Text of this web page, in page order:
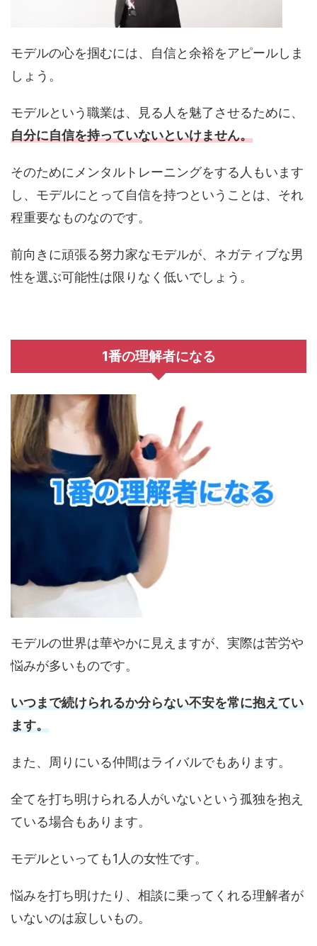
モデルの心を掴むには、自信と余裕をアピールしま
しょう。
モデルという職業は、見る人を魅了させるために、
自分に自信を持っていないといけません。
そのためにメンタルトレーニングをする人もいます
し、モデルにとって自信を持つということは、それ
程重要なものなのです。
前向きに頑張る努力家なモデルが、ネガティブな男
性を選ぶ可能性は限りなく低いでしょう。
1番の理解者になる
モデルの世界は華やかに見えますが、実際は苦労や
悩みが多いものです。
いつまで続けられるか分らない不安を常に抱えてい
ます。
また、周りにいる仲間はライバルでもあります。
全てを打ち明けられる人がいないという孤独を抱え
ている場合もあります。
モデルといっても1人の女性です。
悩みを打ち明けたり、相談に乗ってくれる理解者が
いないのは寂しいもの。